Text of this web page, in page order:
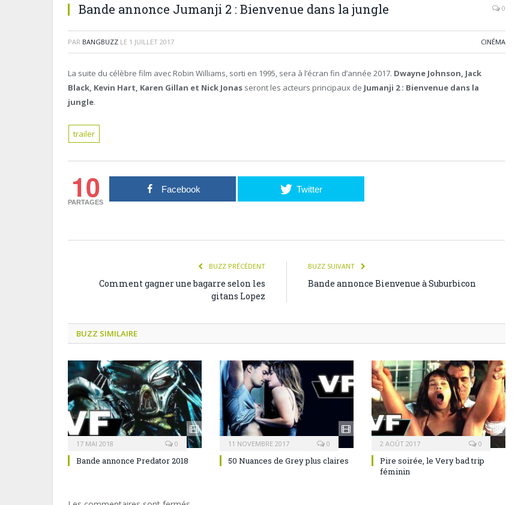
Bande annonce Jumanji 2 : Bienvenue dans la jungle 0
PAR BANGBUZZ LE 1 JUILLET 2017 CINÉMA
La suite du célèbre film avec Robin Williams, sorti en 1995, sera à l’écran fin d’année 2017. Dwayne Johnson, Jack
Black, Kevin Hart, Karen Gillan et Nick Jonas seront les acteurs principaux de Jumanji 2 : Bienvenue dans la
jungle.
trailer
10
PARTAGES
Facebook Twitter
BUZZ PRÉCÉDENT
Comment gagner une bagarre selon les
gitans Lopez
BUZZ SUIVANT
Bande annonce Bienvenue à Suburbicon
BUZZ SIMILAIRE
17 MAI 2018 0
Bande annonce Predator 2018
11 NOVEMBRE 2017 0
50 Nuances de Grey plus claires
2 AOÛT 2017 0
Pire soirée, le Very bad trip
féminin